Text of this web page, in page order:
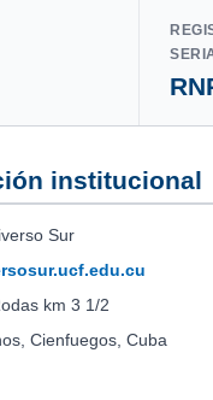
institucional
Sur
km 3 1/2
Cienfuegos, Cuba